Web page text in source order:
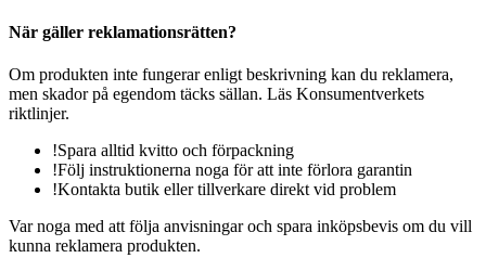
När gäller reklamationsrätten?
Om produkten inte fungerar enligt beskrivning kan du reklamera,
men skador på egendom täcks sällan. Läs Konsumentverkets
riktlinjer.
!Spara alltid kvitto och förpackning
!Följ instruktionerna noga för att inte förlora garantin
!Kontakta butik eller tillverkare direkt vid problem
Var noga med att följa anvisningar och spara inköpsbevis om du vill
kunna reklamera produkten.